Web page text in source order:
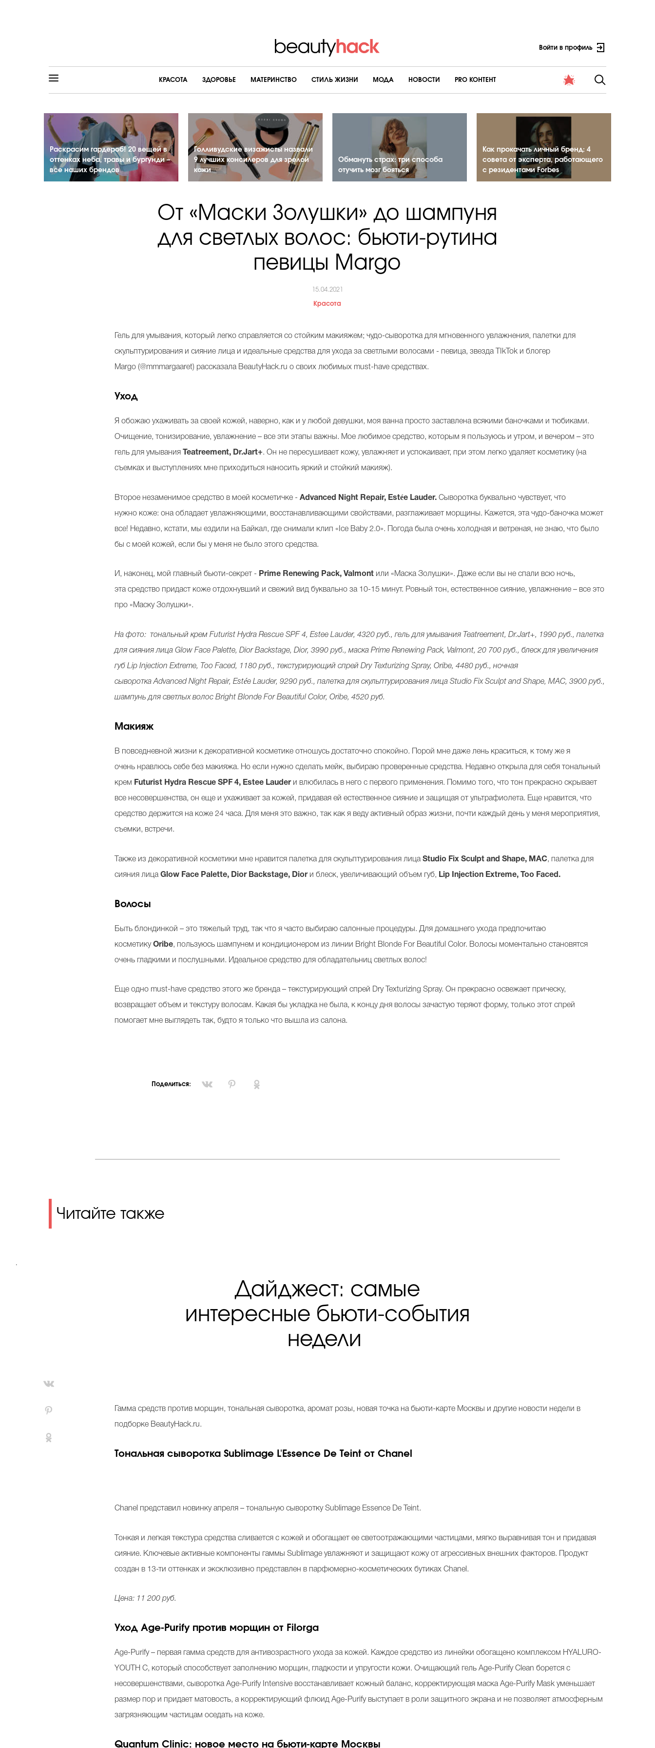
Войти в профиль
КРАСОТА ЗДОРОВЬЕ МАТЕРИНСТВО CТИЛЬ ЖИЗНИ МОДА НОВОСТИ PRO КОНТЕНТ
Раскрасим гардероб! 20 вещей в
оттенках неба, травы и бургунди –
все наших брендов
Голливудские визажисты назвали
9 лучших консилеров для зрелой
кожи
Обмануть страх: три способа
отучить мозг бояться
Как прокачать личный бренд: 4
совета от эксперта, работающего
с резидентами Forbes
От «Маски Золушки» до шампуня
для светлых волос: бьюти-рутина
певицы Margo
15.04.2021
Красота
Гель для умывания, который легко справляется со стойким макияжем; чудо-сыворотка для мгновенного увлажнения, палетки для
скульптурирования и сияние лица и идеальные средства для ухода за светлыми волосами - певица, звезда TIkTok и блогер
Margo (@mmmargaaret) рассказала BeautyHack.ru о своих любимых must-have средствах.
Уход
Я обожаю ухаживать за своей кожей, наверно, как и у любой девушки, моя ванна просто заставлена всякими баночками и тюбиками.
Очищение, тонизирование, увлажнение – все эти этапы важны. Мое любимое средство, которым я пользуюсь и утром, и вечером – это
гель для умывания Teatreement, Dr.Jart+. Он не пересушивает кожу, увлажняет и успокаивает, при этом легко удаляет косметику (на
съемках и выступлениях мне приходиться наносить яркий и стойкий макияж).
Второе незаменимое средство в моей косметичке -Advanced Night Repair, Estée Lauder. Сыворотка буквально чувствует, что
нужно коже: она обладает увлажняющими, восстанавливающими свойствами, разглаживает морщины. Кажется, эта чудо-баночка может
все! Недавно, кстати, мы ездили на Байкал, где снимали клип «Ice Baby 2.0». Погода была очень холодная и ветреная, не знаю, что было
бы с моей кожей, если бы у меня не было этого средства.
И, наконец, мой главный бьюти-секрет - Prime Renewing Pack, Valmont или «Маска Золушки». Даже если вы не спали всю ночь,
эта средство придаст коже отдохнувший и свежий вид буквально за 10-15 минут. Ровный тон, естественное сияние, увлажнение – все это
про «Маску Золушки».
На фото: тональный крем Futurist Hydra Rescue SPF 4, Estee Lauder, 4320 руб., гель для умывания Teatreement, Dr.Jart+, 1990 руб., палетка
для сияния лица Glow Face Palette, Dior Backstage, Dior, 3990 руб., маска Prime Renewing Pack, Valmont, 20 700 руб., блеск для увеличения
губ Lip Injection Extreme, Too Faced, 1180 руб., текстурирующий спрей Dry Texturizing Spray, Oribe, 4480 руб., ночная
сыворотка Advanced Night Repair, Estée Lauder, 9290 руб., палетка для скульптурирования лица Studio Fix Sculpt and Shape, MAC, 3900 руб.,
шампунь для светлых волос Bright Blonde For Beautiful Color, Oribe, 4520 руб.
Макияж
В повседневной жизни к декоративной косметике отношусь достаточно спокойно. Порой мне даже лень краситься, к тому же я
очень нравлюсь себе без макияжа. Но если нужно сделать мейк, выбираю проверенные средства. Недавно открыла для себя тональный
крем Futurist Hydra Rescue SPF 4, Estee Lauderи влюбилась в него с первого применения. Помимо того, что тон прекрасно скрывает
все несовершенства, он еще и ухаживает за кожей, придавая ей естественное сияние и защищая от ультрафиолета. Еще нравится, что
средство держится на коже 24 часа. Для меня это важно, так как я веду активный образ жизни, почти каждый день у меня мероприятия,
съемки, встречи.
Также из декоративной косметики мне нравится палетка для скульптурирования лицаStudio Fix Sculpt and Shape, MAC, палетка для
сияния лицаGlow Face Palette, Dior Backstage, Diorи блеск, увеличивающий объем губ, Lip Injection Extreme, Too Faced.
Волосы
Быть блондинкой – это тяжелый труд, так что я часто выбираю салонные процедуры. Для домашнего ухода предпочитаю
косметикуOribe, пользуюсь шампунем и кондиционером из линии Bright Blonde For Beautiful Color. Волосы моментально становятся
очень гладкими и послушными. Идеальное средство для обладательниц светлых волос!
Еще одно must-have средство этого же бренда – текстурирующий спрей Dry Texturizing Spray. Он прекрасно освежает прическу,
возвращает объем и текстуру волосам. Какая бы укладка не была, к концу дня волосы зачастую теряют форму, только этот спрей
помогает мне выглядеть так, будто я только что вышла из салона.
Поделиться:
Читайте также
.
Дайджест: самые
интересные бьюти-события
недели
Гамма средств против морщин, тональная сыворотка, аромат розы, новая точка на бьюти-карте Москвы и другие новости недели в
подборке BeautyHack.ru.
Тональная сыворотка Sublimage L'Essence De Teint от Chanel
Chanel представил новинку апреля – тональную сыворотку Sublimage Essence De Teint.
Тонкая и легкая текстура средства сливается с кожей и обогащает ее светоотражающими частицами, мягко выравнивая тон и придавая
сияние. Ключевые активные компоненты гаммы Sublimage увлажняют и защищают кожу от агрессивных внешних факторов. Продукт
создан в 13-ти оттенках и эксклюзивно представлен в парфюмерно-косметических бутиках Chanel.
Цена: 11 200 руб.
Уход Age-Purify против морщин от Filorga
Age-Purify – первая гамма средств для антивозрастного ухода за кожей. Каждое средство из линейки обогащено комплексом HYALURO-
YOUTH C, который способствует заполнению морщин, гладкости и упругости кожи. Очищающий гель Age-Purify Clean борется с
несовершенствами, сыворотка Age-Purify Intensive восстанавливает кожный баланс, корректирующая маска Age-Purify Mask уменьшает
размер пор и придает матовость, а корректирующий флюид Age-Purify выступает в роли защитного экрана и не позволяет атмосферным
загрязняющим частицам оседать на коже.
Quantum Clinic: новое место на бьюти-карте Москвы